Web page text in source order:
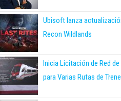
Ubisoft lanza
Recon Wildlands
Inicia Licitación de Red
para Varias Rutas de